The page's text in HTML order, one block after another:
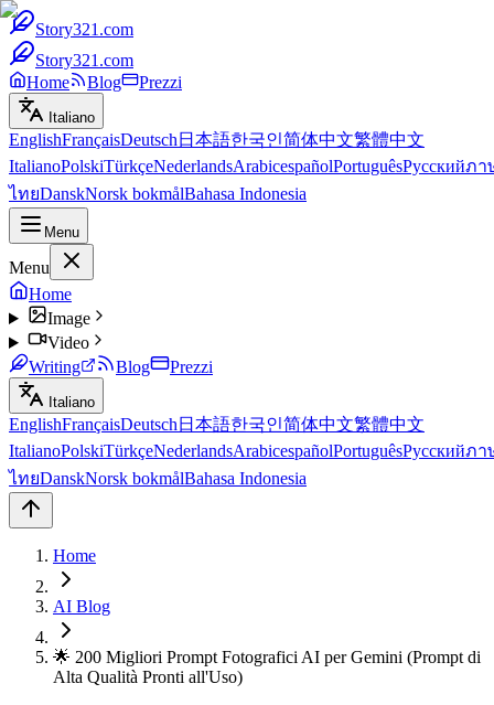
Story321.com
Story321.com
Home
Blog Prezzi
Italiano
EnglishFrançaisDeutsch 日本語한국인简体中文繁體中文
ItalianoPolskiTürkçeNederlandsArabicespañolPortuguêsРусскийภา
ไทยDanskNorsk bokmålBahasa Indonesia
Menu
Menu
Home
Image
Video
Writing
Blog Prezzi
Italiano
EnglishFrançaisDeutsch 日本語한국인简体中文繁體中文
ItalianoPolskiTürkçeNederlandsArabicespañolPortuguêsРусскийภา
ไทยDanskNorsk bokmålBahasa Indonesia
Home
AI Blog
🌟 200 Migliori Prompt Fotografici AI per Gemini (Prompt di
Alta Qualità Pronti all'Uso)